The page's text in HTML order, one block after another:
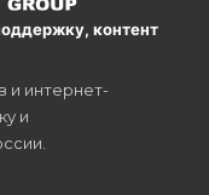
контент
и интернет-
и